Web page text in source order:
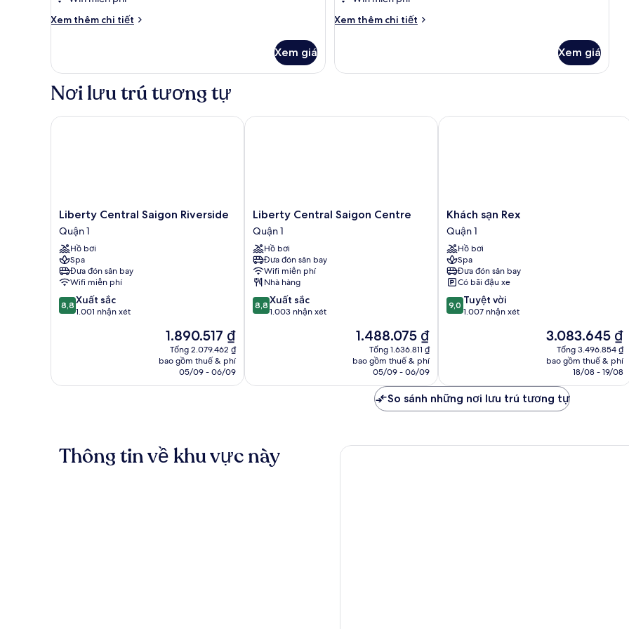
Room
Xem thêm chi tiết
Chi
Deluxe
Xem giá
Room
Xem thêm chi tiết
Chi
Executive
Xem giá
Nơi lưu trú tương tự
Liberty
Central
Saigon
Riverside
Quận
1
Liberty Central Saigon Riverside
Quận 1
Hồ bơi
Spa
Đưa đón sân bay
Wifi miễn phí
8.8
trên
xét
8,8 Xuất sắc
1.001 nhận xét
Giá
hiện
tại
1.890.517 ₫
1.890.517 ₫
Tổng 2.079.462 ₫
bao gồm thuế & phí
05/09 - 06/09
Liberty Central Saigon Riverside
Liberty
Central
Saigon
Centre
Quận
1
Liberty Central Saigon Centre
Quận 1
Hồ bơi
Đưa đón sân bay
Wifi miễn phí
Nhà hàng
8.8
trên
xét
8,8 Xuất sắc
1.003 nhận xét
Giá
hiện
tại
1.488.075 ₫
1.488.075 ₫
Tổng 1.636.811 ₫
bao gồm thuế & phí
05/09 - 06/09
Liberty Central Saigon Centre
Khách
sạn
Rex
Quận
1
Khách sạn Rex
Quận 1
Hồ bơi
Spa
Đưa đón sân bay
Có bãi đậu xe
9.0
trên
xét
9,0 Tuyệt vời
1.007 nhận xét
Giá
hiện
tại
3.083.645 ₫
3.083.645 ₫
Tổng 3.496.854 ₫
bao gồm thuế & phí
18/08 - 19/08
Khách sạn Rex
So sánh những nơi lưu trú tương tự
Thông tin về khu vực này